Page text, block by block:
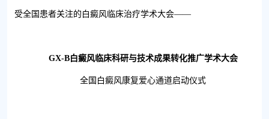
受全国患者关注的白癜风临床治疗学术大会——
GX-B白癜风临床科研与技术成果转化推广学术大会
全国白癜风康复爱心通道启动仪式